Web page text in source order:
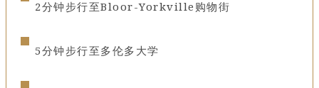
2分钟步行至Bloor-Yorkville购物街
5分钟步行至多伦多大学